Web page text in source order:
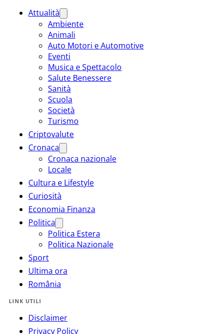
Attualità
Ambiente
Animali
Auto Motori e Automotive
Eventi
Musica e Spettacolo
Salute Benessere
Sanità
Scuola
Società
Turismo
Criptovalute
Cronaca
Cronaca nazionale
Locale
Cultura e Lifestyle
Curiosità
Economia Finanza
Politica
Politica Estera
Politica Nazionale
Sport
Ultima ora
România
LINK UTILI
Disclaimer
Privacy Policy